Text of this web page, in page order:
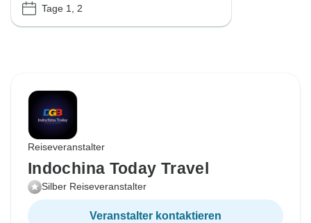
Tage 1, 2
Reiseveranstalter
Indochina Today Travel
Silber Reiseveranstalter
Veranstalter kontaktieren